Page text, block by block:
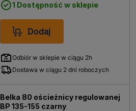
1 Dostępność w sklepie
Dodaj
Odbiór w sklepie w ciągu 2h
Dostawa w ciągu 2 dni roboczych
Belka 80 ościeżnicy regulowanej
BP 135-155 czarny